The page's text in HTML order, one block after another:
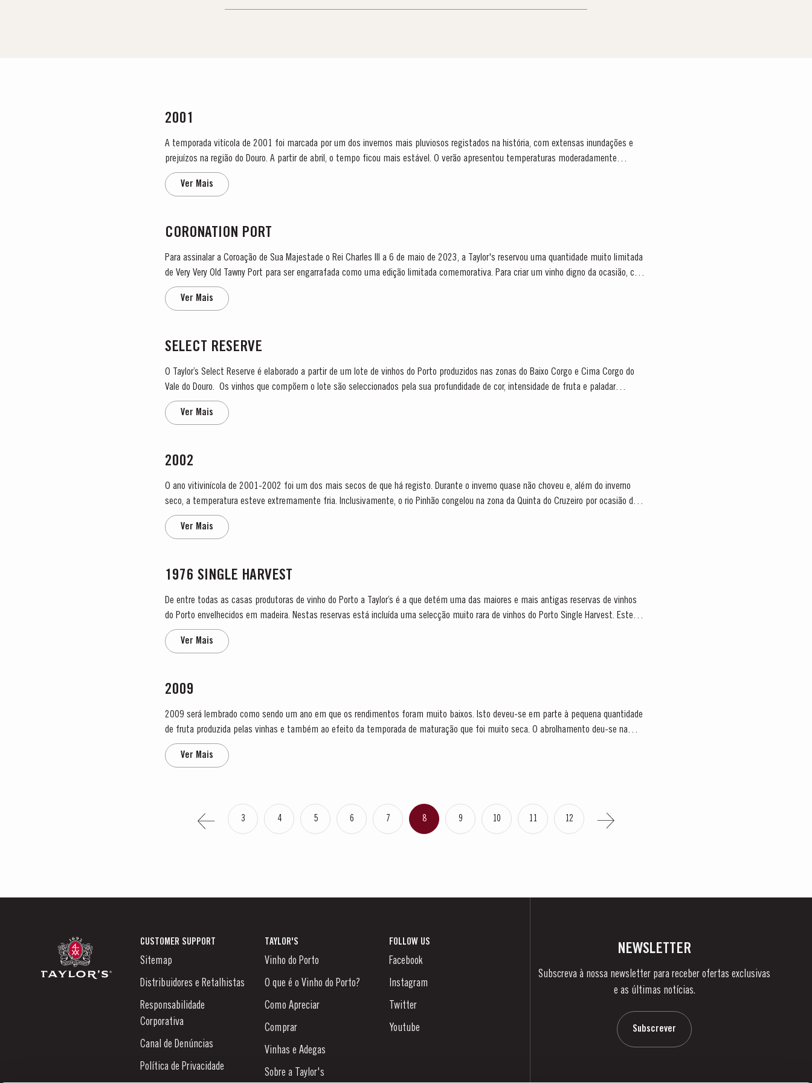
2001
A temporada vitícola de 2001 foi marcada por um dos invernos mais pluviosos registados na história, com extensas inundações e
prejuízos na região do Douro. A partir de abril, o tempo ficou mais estável. O verão apresentou temperaturas moderadamente
quentes, com uma brisa contínua que...
Ver Mais
CORONATION PORT
Para assinalar a Coroação de Sua Majestade o Rei Charles III a 6 de maio de 2023, a Taylor's reservou uma quantidade muito limitada
de Very Very Old Tawny Port para ser engarrafada como uma edição limitada comemorativa. Para criar um vinho digno da ocasião, com
a sua importância na vida nacional do...
Ver Mais
SELECT RESERVE
O Taylor’s Select Reserve é elaborado a partir de um lote de vinhos do Porto produzidos nas zonas do Baixo Corgo e Cima Corgo do
Vale do Douro. Os vinhos que compõem o lote são seleccionados pela sua profundidade de cor, intensidade de fruta e paladar
volumoso e firme. Estes vinhos...
Ver Mais
2002
O ano vitivinícola de 2001-2002 foi um dos mais secos de que há registo. Durante o inverno quase não choveu e, além do inverno
seco, a temperatura esteve extremamente fria. Inclusivamente, o rio Pinhão congelou na zona da Quinta do Cruzeiro por ocasião da
Ver Mais
1976 SINGLE HARVEST
De entre todas as casas produtoras de vinho do Porto a Taylor’s é a que detém uma das maiores e mais antigas reservas de vinhos
do Porto envelhecidos em madeira. Nestas reservas está incluída uma selecção muito rara de vinhos do Porto Single Harvest. Estes
vinhos do Porto provêm de um...
Ver Mais
2009
2009 será lembrado como sendo um ano em que os rendimentos foram muito baixos. Isto deveu-se em parte à pequena quantidade
de fruta produzida pelas vinhas e também ao efeito da temporada de maturação que foi muito seca. O abrolhamento deu-se na
primeira semana de março. Todas as castas mostraram baixa...
Ver Mais
3 4 5 6 7 8 9 10 11 12
CUSTOMER SUPPORT
Sitemap
Distribuidores e Retalhistas
Responsabilidade
Corporativa
Canal de Denúncias
Política de Privacidade
TAYLOR'S
Vinho do Porto
O que é o Vinho do Porto?
Como Apreciar
Comprar
Vinhas e Adegas
Sobre a Taylor's
FOLLOW US
Facebook
Instagram
Twitter
Youtube
NEWSLETTER
Subscreva à nossa newsletter para receber ofertas exclusivas
e as últimas notícias.
Subscrever